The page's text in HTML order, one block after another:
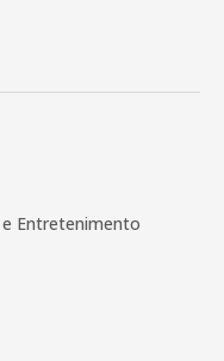
Entretenimento